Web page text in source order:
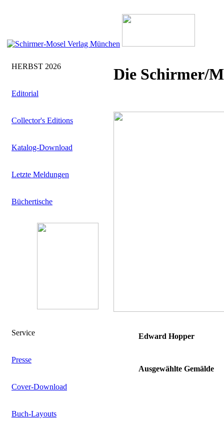
HERBST 2026
Editorial
Collector's Editions
Katalog-Download
Letzte Meldungen
Büchertische
Service
Presse
Cover-Download
Buch-Layouts
Die Schirmer/
Edward Hopper
Ausgewählte Gemälde